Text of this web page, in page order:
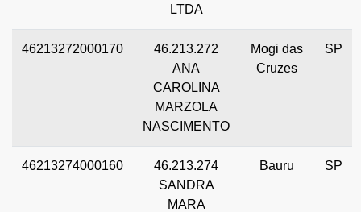
LTDA
46213272000170
46.213.272
ANA
CAROLINA
MARZOLA
NASCIMENTO
Mogi das
Cruzes
SP
46213274000160
46.213.274
SANDRA
MARA
Bauru SP